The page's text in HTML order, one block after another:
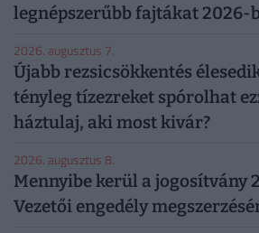
legnépszerűbb fajtákat 2026-
2026. augusztus 7.
Újabb rezsicsökkentés
tényleg tízezreket spórolhat
háztulaj, aki most kivár?
2026. augusztus 8.
Mennyibe kerül a jogosítvány
Vezetői engedély